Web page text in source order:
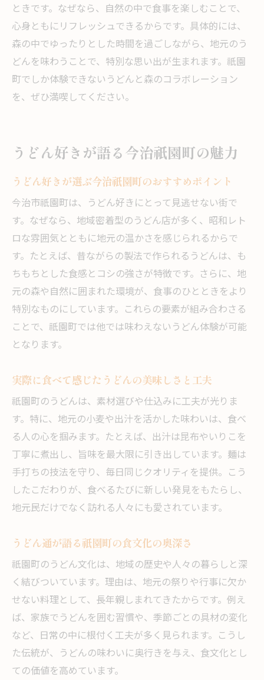
ときです。なぜなら、自然の中で食事を楽しむことで、
心身ともにリフレッシュできるからです。具体的には、
森の中でゆったりとした時間を過ごしながら、地元のう
どんを味わうことで、特別な思い出が生まれます。祇園
町でしか体験できないうどんと森のコラボレーション
を、ぜひ満喫してください。
うどん好きが語る今治祇園町の魅力
うどん好きが選ぶ今治祇園町のおすすめポイント
今治市祇園町は、うどん好きにとって見逃せない街で
す。なぜなら、地域密着型のうどん店が多く、昭和レト
ロな雰囲気とともに地元の温かさを感じられるからで
す。たとえば、昔ながらの製法で作られるうどんは、も
ちもちとした食感とコシの強さが特徴です。さらに、地
元の森や自然に囲まれた環境が、食事のひとときをより
特別なものにしています。これらの要素が組み合わさる
ことで、祇園町では他では味わえないうどん体験が可能
となります。
実際に食べて感じたうどんの美味しさと工夫
祇園町のうどんは、素材選びや仕込みに工夫が光りま
す。特に、地元の小麦や出汁を活かした味わいは、食べ
る人の心を掴みます。たとえば、出汁は昆布やいりこを
丁寧に煮出し、旨味を最大限に引き出しています。麺は
手打ちの技法を守り、毎日同じクオリティを提供。こう
したこだわりが、食べるたびに新しい発見をもたらし、
地元民だけでなく訪れる人々にも愛されています。
うどん通が語る祇園町の食文化の奥深さ
祇園町のうどん文化は、地域の歴史や人々の暮らしと深
く結びついています。理由は、地元の祭りや行事に欠か
せない料理として、長年親しまれてきたからです。例え
ば、家族でうどんを囲む習慣や、季節ごとの具材の変化
など、日常の中に根付く工夫が多く見られます。こうし
た伝統が、うどんの味わいに奥行きを与え、食文化とし
ての価値を高めています。